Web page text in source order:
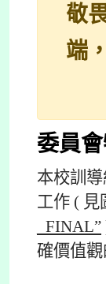
敬
端
委員
本校訓
工作 ( 見
_FINAL”
確價值觀